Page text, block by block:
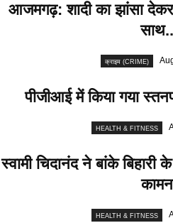
आजमगढ़: शादी का झांसा
क्राइम (CRIME)
पीजीआई में किया गया
HEALTH & FITNESS
स्वामी चिदानंद ने बांके
HEALTH & FITNESS